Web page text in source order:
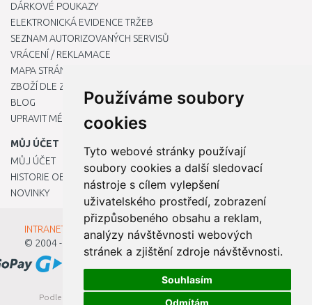
Používáme soubory
cookies
Tyto webové stránky používají
soubory cookies a další sledovací
nástroje s cílem vylepšení
uživatelského prostředí, zobrazení
přizpůsobeného obsahu a reklam,
analýzy návštěvnosti webových
stránek a zjištění zdroje návštěvnosti.
Souhlasím
Odmítám
DÁRKOVÉ POUKAZY
ELEKTRONICKÁ EVIDENCE TRŽEB
SEZNAM AUTORIZOVANÝCH SERVISŮ
VRÁCENÍ / REKLAMACE
MAPA STRÁNKY
ZBOŽÍ DLE ZNAČEK
BLOG
UPRAVIT MÉ PŘEDVOLBY COOKIES
MŮJ ÚČET
MŮJ ÚČET
HISTORIE OBJEDNÁVEK
NOVINKY
INTRANET - Přihlášení pro zaměstnance
© 2004 - 2026
Kamody s.r.o.
Podle zákona o evidenci tržeb je prodávající povinen vystavit